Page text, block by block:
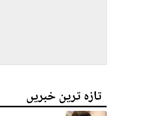
تازہ ترین خبریں